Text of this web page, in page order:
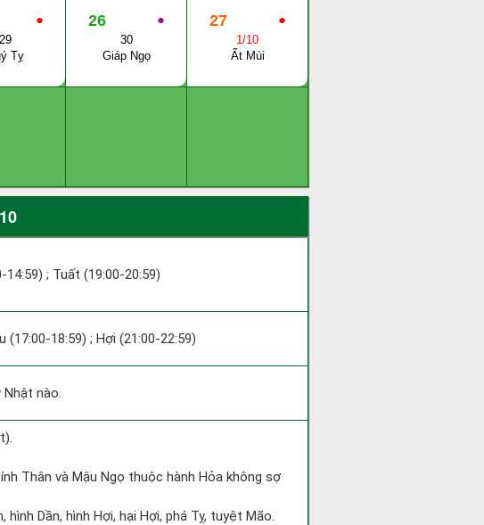
●
29
Tỵ
●
26
30
Giáp Ngọ
●
27
1/10
Ất Mùi
14:59) ; Tuất (19:00-20:59)
(17:00-18:59) ; Hợi (21:00-22:59)
Nhật nào.
Thân và Mậu Ngọ thuộc hành Hỏa không sợ
Dần, hình Hợi, hại Hợi, phá Tỵ, tuyệt Mão.